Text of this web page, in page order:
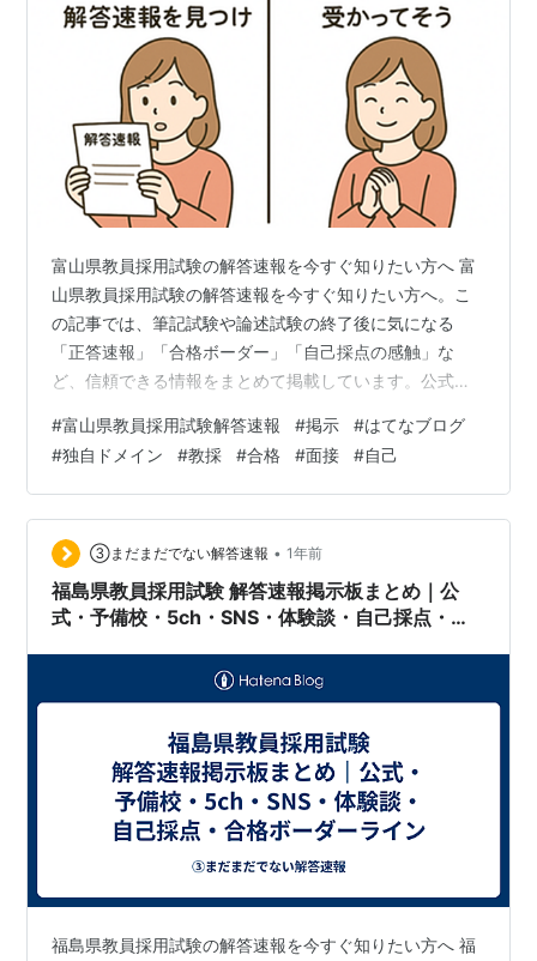
富山県教員採用試験の解答速報を今すぐ知りたい方へ 富
山県教員採用試験の解答速報を今すぐ知りたい方へ。こ
の記事では、筆記試験や論述試験の終了後に気になる
「正答速報」「合格ボーダー」「自己採点の感触」な
ど、信頼できる情報をまとめて掲載しています。公式発
SNSでの声、さらに受験者のブログ体験談まで、幅広く
網羅。「探さなくていい」構成で、試験後の不安を少し
でも軽くするお手伝いをします。 まずは公式情報をチェ
ック 富山県教員採用試験の正確な情報を確認するには、
まずは富山県教育委員会の公式ページをチェックするの
が基本です。例年、筆記試験後に問題冊子や正…
#富山県教員採用試験解答速報 #掲示 #はてなブログ
#独自ドメイン #教採 #合格 #面接 #自己
③まだまだでない解答速報 • 1年前
福島県教員採用試験 解答速報掲示板まとめ｜公
式・予備校・5ch・SNS・体験談・自己採点・合
福島県教員採用試験の解答速報を今すぐ知りたい方へ 福